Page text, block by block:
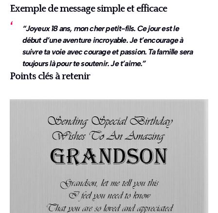
Exemple de message simple et efficace
“Joyeux 18 ans, mon cher petit-fils. Ce jour est le
début d’une aventure incroyable. Je t’encourage à
suivre ta voie avec courage et passion. Ta famille sera
toujours là pour te soutenir. Je t’aime.”
Points clés à retenir